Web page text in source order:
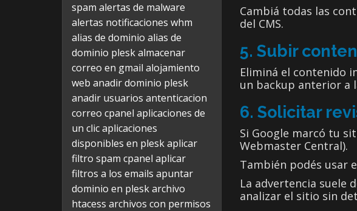
Cambiá todas las
del CMS.
5. Subir
Eliminá el contenido
un backup anterior a
6. Solicitar
Si Google marcó tu
Webmaster Central).
También podés usar
La advertencia suele
analizar el sitio sin
spam alertas de malware
alertas notificaciones whm
alias de dominio alias de
dominio pleskalmacenar
correo en gmail alojamiento
web anadir dominio plesk
anadir usuarios antenticacion
correo cpanel aplicaciones de
un clicaplicaciones
disponibles en pleskaplicar
filtro spam cpanel aplicar
filtros a los emails apuntar
dominio en pleskarchivo
htacess archivos con permisos